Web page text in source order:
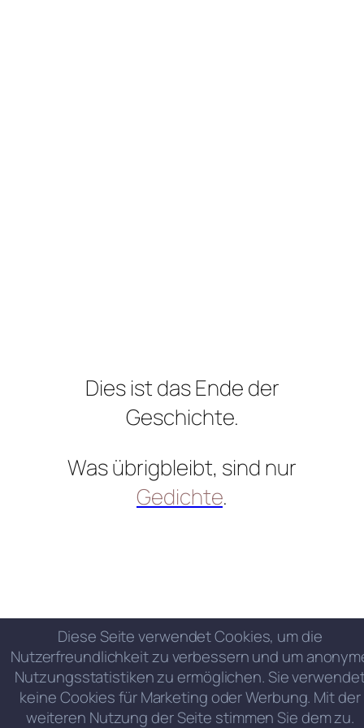
Dies ist das Ende der
Geschichte.
Was übrigbleibt, sind nur
Gedichte.
Diese Seite verwendet Cookies, um die
Nutzerfreundlichkeit zu verbessern und um
Nutzungsstatistiken zu ermöglichen. Sie
keine Cookies für Marketing oder Werbung. Mit der
weiteren Nutzung der Seite stimmen Sie dem zu.